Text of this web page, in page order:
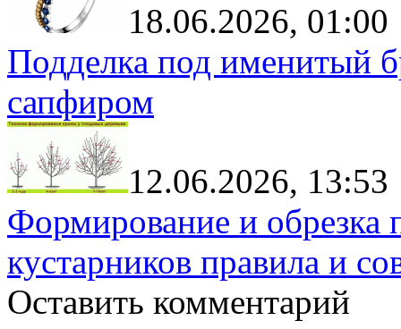
18.06.2026, 01:00
Подделка под именитый
сапфиром
12.06.2026, 13:53
Формирование и обрезка
кустарников правила и
Оставить комментарий